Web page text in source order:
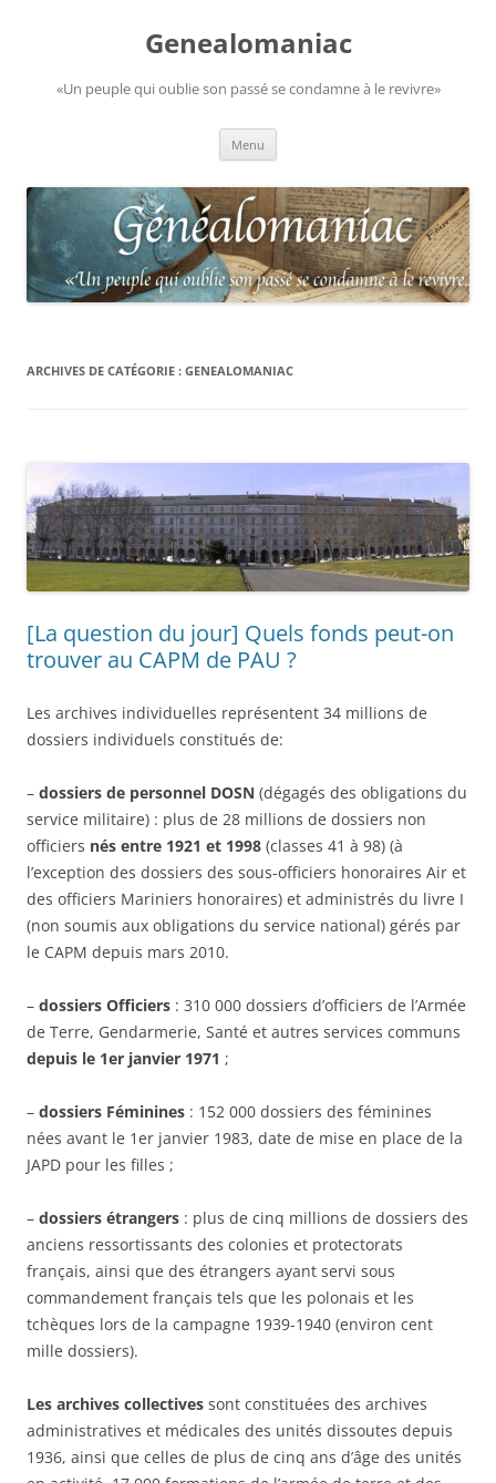
Genealomaniac
«Un peuple qui oublie son passé se condamne à le revivre»
Menu
ARCHIVES DE CATÉGORIE : GENEALOMANIAC
[La question du jour] Quels fonds peut-on
trouver au CAPM de PAU ?
Les archives individuelles représentent 34 millions de
dossiers individuels constitués de:
– dossiers de personnel DOSN (dégagés des obligations du
service militaire) : plus de 28 millions de dossiers non
officiers nés entre 1921 et 1998 (classes 41 à 98) (à
l’exception des dossiers des sous-officiers honoraires Air et
des officiers Mariniers honoraires) et administrés du livre I
(non soumis aux obligations du service national) gérés par
le CAPM depuis mars 2010.
– dossiers Officiers : 310 000 dossiers d’officiers de l’Armée
de Terre, Gendarmerie, Santé et autres services communs
depuis le 1er janvier 1971 ;
– dossiers Féminines : 152 000 dossiers des féminines
nées avant le 1er janvier 1983, date de mise en place de la
JAPD pour les filles ;
– dossiers étrangers : plus de cinq millions de dossiers des
anciens ressortissants des colonies et protectorats
français, ainsi que des étrangers ayant servi sous
commandement français tels que les polonais et les
tchèques lors de la campagne 1939-1940 (environ cent
mille dossiers).
Les archives collectives sont constituées des archives
administratives et médicales des unités dissoutes depuis
1936, ainsi que celles de plus de cinq ans d’âge des unités